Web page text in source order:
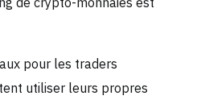
pour les traders
utiliser leurs propres